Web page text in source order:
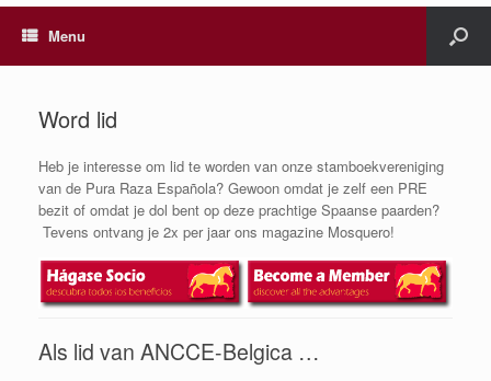
Menu
Word lid
Heb je interesse om lid te worden van onze stamboekvereniging
van de Pura Raza Española? Gewoon omdat je zelf een PRE
bezit of omdat je dol bent op deze prachtige Spaanse paarden?
Tevens ontvang je 2x per jaar ons magazine Mosquero!
Als lid van ANCCE-Belgica …